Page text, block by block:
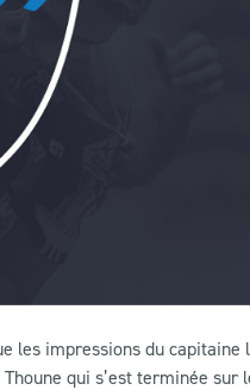
les impressions du capitaine
qui s’est terminée sur